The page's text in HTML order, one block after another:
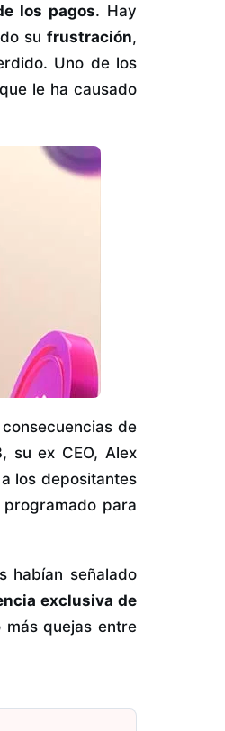
los pagos. Hay
su frustración,
Uno de los
le ha causado
de
su ex CEO, Alex
los depositantes
para
habían señalado
exclusiva de
quejas entre